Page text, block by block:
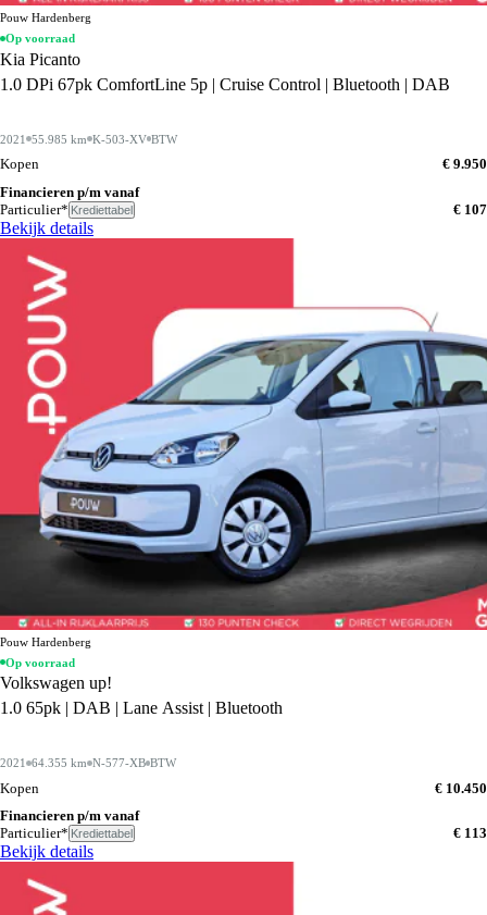
Pouw Hardenberg
Op voorraad
Kia Picanto
1.0 DPi 67pk ComfortLine 5p | Cruise Control | Bluetooth | DAB
2021 55.985 km K-503-XV BTW
Kopen
€ 9.950
Financieren p/m vanaf
Particulier* Krediettabel € 107
Bekijk details
Pouw Hardenberg
Op voorraad
Volkswagen up!
1.0 65pk | DAB | Lane Assist | Bluetooth
2021 64.355 km N-577-XB BTW
Kopen
€ 10.450
Financieren p/m vanaf
Particulier* Krediettabel € 113
Bekijk details